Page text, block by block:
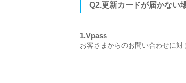
Q2.更新カードが届かない
1.Vpass
お客さまからのお問い合わせに